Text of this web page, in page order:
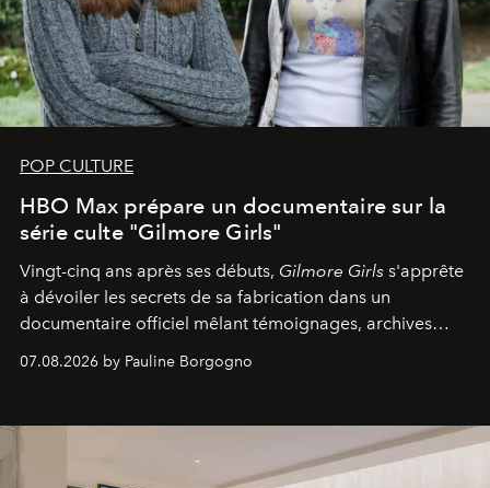
POP CULTURE
HBO Max prépare un documentaire sur la
série culte "Gilmore Girls"
Vingt-cinq ans après ses débuts, Gilmore Girls s'apprête
à dévoiler les secrets de sa fabrication dans un
documentaire officiel mêlant témoignages, archives
inédites et plongée dans les coulisses d'un phénomène
générationnel.
07.08.2026 by Pauline Borgogno